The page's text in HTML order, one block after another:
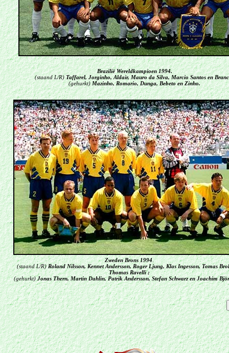
Brazilië Wereldkampioen 1994.
(staand L/R)Taffarel, Jorginho, Aldair, Mauro da Silva, Marcio Santos en
(gehurkt)Mazinho, Romario, Dunga, Bebeto en Zinho.
Zweden Brons 1994.
(staand L/R)Roland Nilsson, Kennet Andersson, Roger Ljung, Klas Ingesson, Tomas
Thomas Ravelli ;
(gehurkt)Jonas Thern, Martin Dahlin, Patrik Andersson, Stefan Schwarz en Joachim